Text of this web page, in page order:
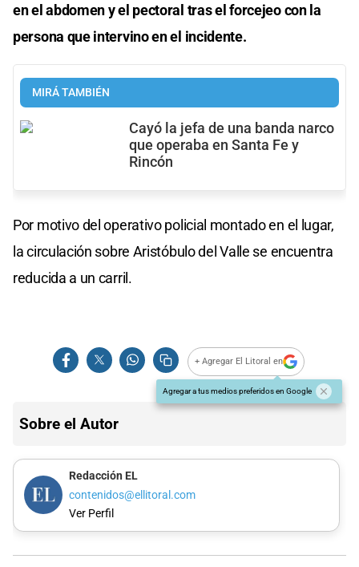
en el abdomen y el pectoral tras el forcejeo con la
persona que intervino en el incidente.
MIRÁ TAMBIÉN
Cayó la jefa de una banda narco
que operaba en Santa Fe y
Rincón
Por motivo del operativo policial montado en el lugar,
la circulación sobre Aristóbulo del Valle se encuentra
reducida a un carril.
+ Agregar El Litoral en
Agregar a tus medios preferidos en Google
Sobre el Autor
Redacción EL
contenidos@ellitoral.com
Ver Perfil